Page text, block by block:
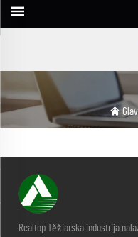
Realtop Těžiarska industrija